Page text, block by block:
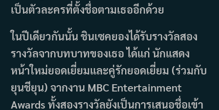
เป็นตัวละครที่ตั้งชื่อตามเธออีกด้วย
ในปีเดียวกันนั้น ชินเซคยองได้รับรางวัลสอง
รางวัลจากบทบาทของเธอ ได้แก่ นักแสดง
หน้าใหม่ยอดเยี่ยมและคู่รักยอดเยี่ยม (ร่วมกับ
ยุนชียุน) จากงาน MBC Entertainment
Awards ทั้งสองรางวัลยังเป็นการเสนอชื่อเข้า